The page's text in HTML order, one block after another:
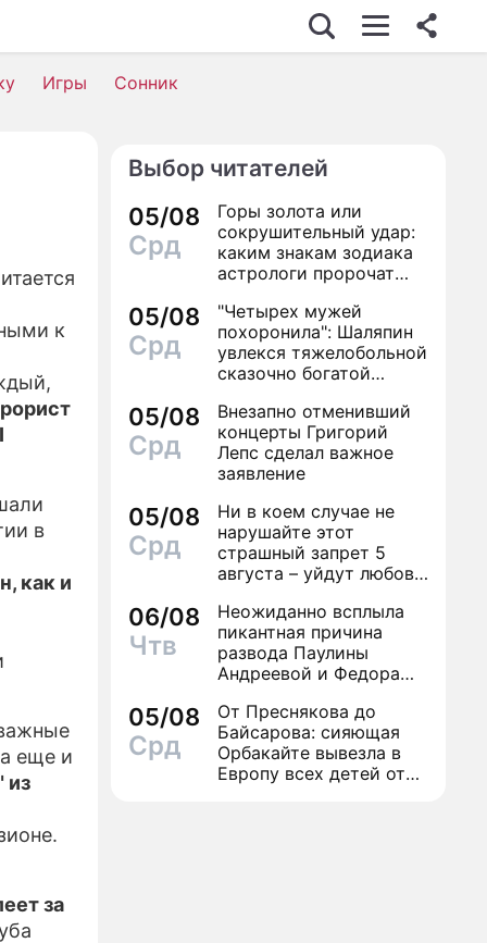
Игры Сонник
к
в
как и
еще и
из
за
Выбор читателей
05/08
Срд
Горы золота или
сокрушительный удар:
каким знакам зодиака
астрологи пророчат
05/08
Срд
"Четырех мужей
похоронила": Шаляпин
увлекся тяжелобольной
сказочно богатой
05/08
Срд
Внезапно отменивший
концерты Григорий
Лепс сделал важное
заявление
05/08
Срд
Ни в коем случае не
нарушайте этот
страшный запрет 5
августа – уйдут любовь
06/08
Чтв
Неожиданно всплыла
пикантная причина
развода Паулины
Андреевой и Федора
05/08
Срд
От Преснякова до
Байсарова: сияющая
Орбакайте вывезла в
Европу всех детей от